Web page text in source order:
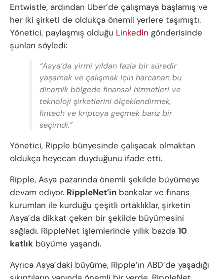
Entwistle, ardından Uber’de çalışmaya başlamış ve
her iki şirketi de oldukça önemli yerlere taşımıştı.
Yönetici, paylaşmış olduğu Linkedln gönderisinde
şunları söyledi:
“Asya’da yirmi yıldan fazla bir süredir
yaşamak ve çalışmak için harcanan bu
dinamik bölgede finansal hizmetleri ve
teknoloji şirketlerini ölçeklendirmek,
fintech ve kriptoya geçmek bariz bir
seçimdi.”
Yönetici, Ripple bünyesinde çalışacak olmaktan
oldukça heyecan duyduğunu ifade etti.
Ripple, Asya pazarında önemli şekilde büyümeye
devam ediyor. RippleNet’in bankalar ve finans
kurumları ile kurduğu çeşitli ortaklıklar, şirketin
Asya’da dikkat çeken bir şekilde büyümesini
sağladı. RippleNet işlemlerinde yıllık bazda 10
katlık büyüme yaşandı.
Ayrıca Asya’daki büyüme, Ripple’ın ABD’de yaşadığı